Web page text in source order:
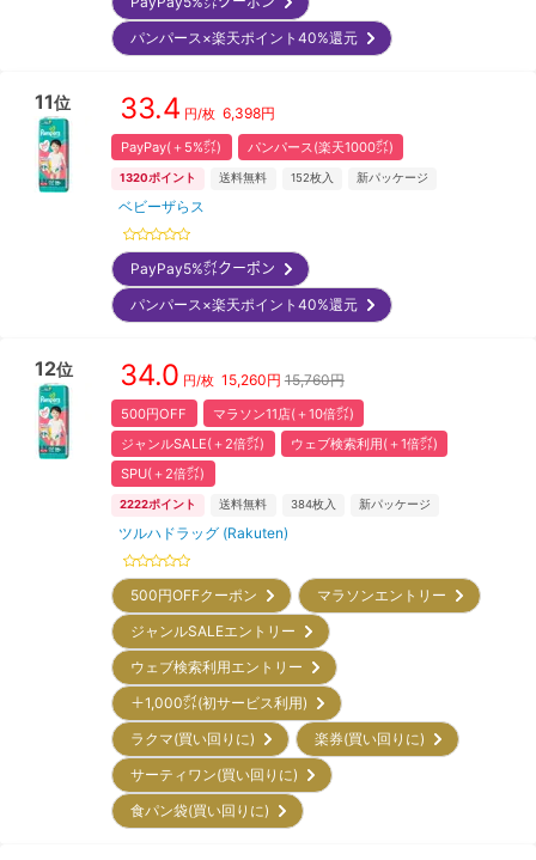
パンパース×楽天ポイント40%還元
11位 33.4 円/枚 6,398円
PayPay(＋5%㌽) パンパース(楽天1000㌽)
1320ポイント 送料無料 152枚入 新パッケージ
ベビーザらス
PayPay5%㌽クーポン
パンパース×楽天ポイント40%還元
12位 34.0 円/枚 15,260円 15,760円
500円OFF
マラソン11店(＋10倍㌽)
ジャンルSALE(＋2倍㌽)
ウェブ検索利用(＋1倍㌽)
SPU(＋2倍㌽)
2222ポイント 送料無料 384枚入 新パッケージ
ツルハドラッグ (Rakuten)
500円OFFクーポン
マラソンエントリー
ジャンルSALEエントリー
ウェブ検索利用エントリー
＋1,000㌽(初サービス利用)
ラクマ(買い回りに)
楽券(買い回りに)
サーティワン(買い回りに)
食パン袋(買い回りに)